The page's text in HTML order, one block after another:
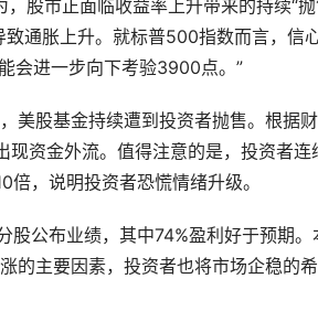
股市正面临收益率上升带来的持续“
通胀上升。就标普500指数而言，信
会进一步向下考验3900点。”
美股基金持续遭到投资者抛售。根据
资金外流。值得注意的是，投资者连
，说明投资者恐慌情绪升级。
股公布业绩，其中74%盈利好于预期。
的主要因素，投资者也将市场企稳的